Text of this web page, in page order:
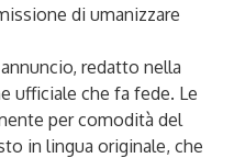
di umanizzare
redatto nella
ufficiale che fa fede. Le
per comodità del
in lingua originale, che